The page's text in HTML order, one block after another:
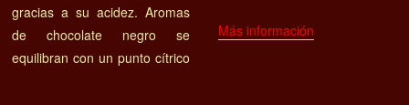
gracias a su acidez. Aromas
de chocolate negro se
equilibran con un punto cítrico
Más información